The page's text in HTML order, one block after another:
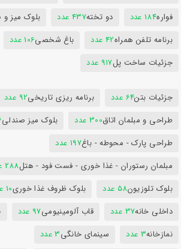
فواره184 عدد دو تخته437 عدد بلوک میز
برنامه تلفن همراه42 عدد باغ شخصی106 عدد
جزئیات ساخت پل917 عدد
جزئیات بتن64 عدد برنامه ریزی تاریخی92 عدد
طراحی و مبلمان اتاق300 عدد بلوک میز صندلی
طراحی پارک - محوطه - باغ197 عدد
مبلمان رستوران - غذا خوری - فست فود - هتل288 عدد
بلوک تلوزیون58 عدد بلوک ظروف غذا خوری10 عدد
داخلی خانه37 عدد قاب آلومینیومی97 عدد
نمازخانه3 عدد سینمای خانگی3 عدد